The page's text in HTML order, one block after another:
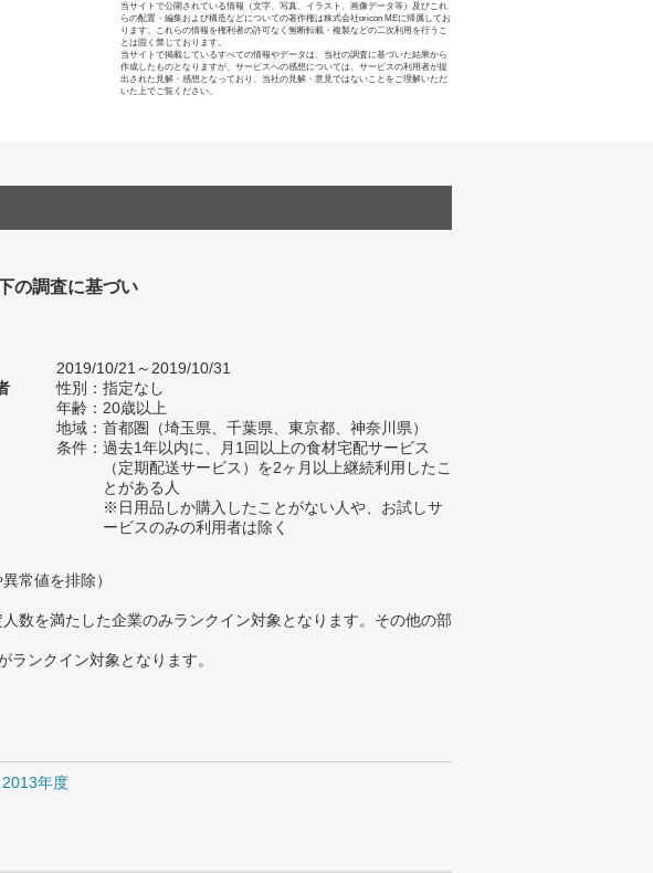
当サイトで公開されている情報（文字、写真、イラスト、画像データ等）及びこれ
らの配置・編集および構造などについての著作権は株式会社oricon MEに帰属してお
ります。これらの情報を権利者の許可なく無断転載・複製などの二次利用を行うこ
とは固く禁じております。
当サイトで掲載しているすべての情報やデータは、当社の調査に基づいた結果から
作成したものとなりますが、サービスへの感想については、サービスの利用者が提
出された見解・感想となっており、当社の見解・意見ではないことをご理解いただ
いた上でご覧ください。
の調査に基づい
2019/10/21～2019/10/31
性別：指定なし
年齢：20歳以上
地域：首都圏（埼玉県、千葉県、東京都、神奈川県）
条件：過去1年以内に、月1回以上の食材宅配サービス
（定期配送サービス）を2ヶ月以上継続利用したこ
とがある人
※日用品しか購入したことがない人や、お試しサ
ービスのみの利用者は除く
常値を排除）
数を満たした企業のみランクイン対象となります。その他の部
ンクイン対象となります。
2013年度